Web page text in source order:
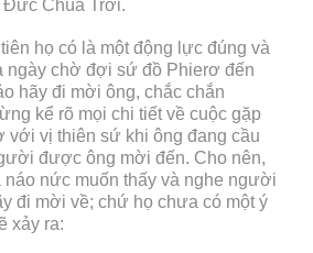
Đức Chúa Trời.
họ có là một động lực đúng và
ngày chờ đợi sứ đồ Phierơ đến
hãy đi mời ông, chắc chắn
kể rõ mọi chi tiết về cuộc gặp
với vị thiên sứ khi ông đang cầu
được ông mời đến. Cho nên,
náo nức muốn thấy và nghe người
đi mời về; chứ họ chưa có một ý
xảy ra: